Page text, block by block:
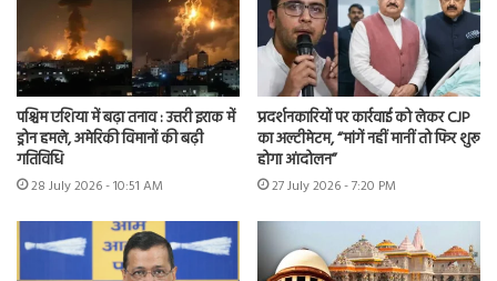
पश्चिम एशिया में बढ़ा तनाव : उत्तरी इराक में
ड्रोन हमले, अमेरिकी विमानों की बढ़ी
गतिविधि
28 July 2026 - 10:51 AM
प्रदर्शनकारियों पर कार्रवाई को लेकर CJP
का अल्टीमेटम, “मांगें नहीं मानीं तो फिर शुरू
होगा आंदोलन”
27 July 2026 - 7:20 PM